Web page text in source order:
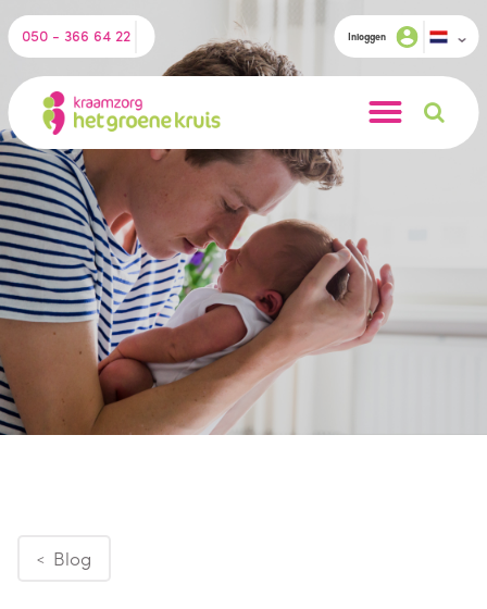
050 - 366 64 22 Inloggen
< Blog